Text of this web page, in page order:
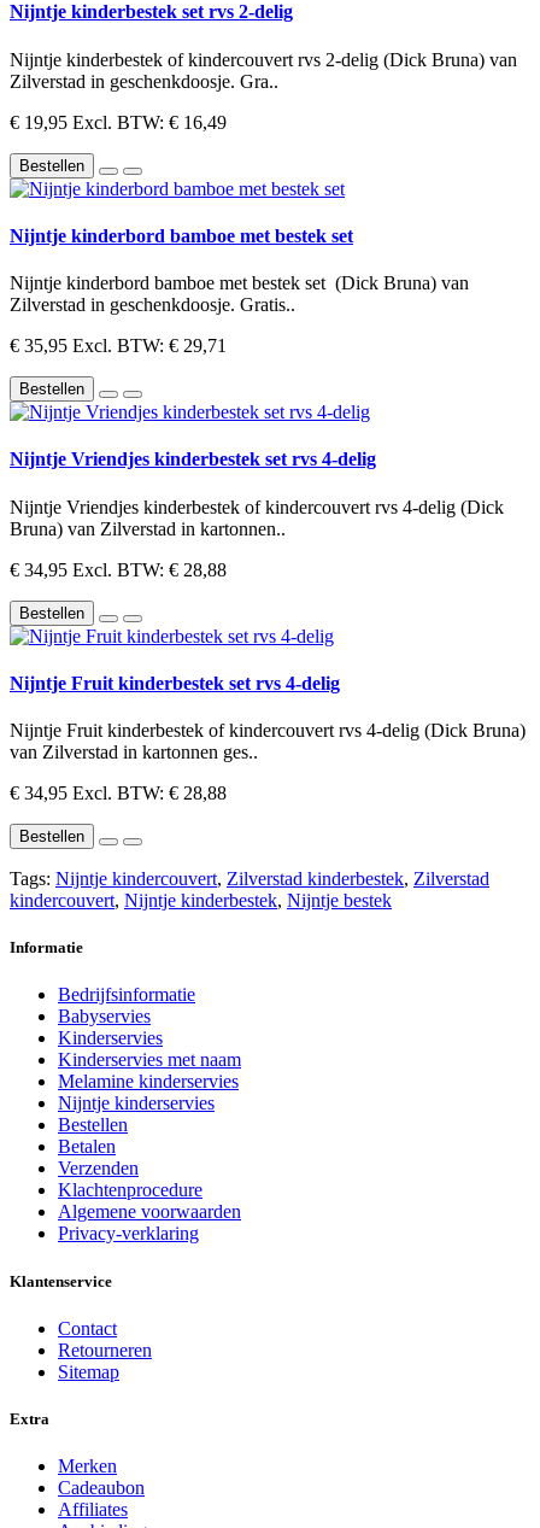
Nijntje kinderbestek set rvs 2-delig
Nijntje kinderbestek of kindercouvert rvs 2-delig (Dick Bruna) van
Zilverstad in geschenkdoosje. Gra..
€ 19,95 Excl. BTW: € 16,49
Bestellen
Nijntje kinderbord bamboe met bestek set
Nijntje kinderbord bamboe met bestek set (Dick Bruna) van
Zilverstad in geschenkdoosje. Gratis..
€ 35,95 Excl. BTW: € 29,71
Bestellen
Nijntje Vriendjes kinderbestek set rvs 4-delig
Nijntje Vriendjes kinderbestek of kindercouvert rvs 4-delig (Dick
Bruna) van Zilverstad in kartonnen..
€ 34,95 Excl. BTW: € 28,88
Bestellen
Nijntje Fruit kinderbestek set rvs 4-delig
Nijntje Fruit kinderbestek of kindercouvert rvs 4-delig (Dick Bruna)
van Zilverstad in kartonnen ges..
€ 34,95 Excl. BTW: € 28,88
Bestellen
Tags: Nijntje kindercouvert, Zilverstad kinderbestek, Zilverstad
kindercouvert, Nijntje kinderbestek, Nijntje bestek
Informatie
Bedrijfsinformatie
Babyservies
Kinderservies
Kinderservies met naam
Melamine kinderservies
Nijntje kinderservies
Bestellen
Betalen
Verzenden
Klachtenprocedure
Algemene voorwaarden
Privacy-verklaring
Klantenservice
Contact
Retourneren
Sitemap
Extra
Merken
Cadeaubon
Affiliates